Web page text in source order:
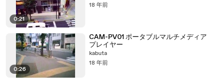
0:21
18 年前
0:26
CAM-PV01 ポータブルマルチメディア
プレイヤー
kabuta
18 年前